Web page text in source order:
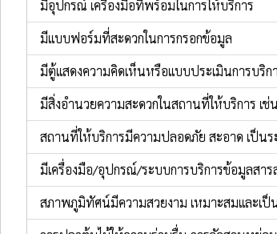
มีอุปกรณ์ เครื่องมือที่พร้อมในการให้บริการ
มีแบบฟอร์มที่สะดวกในการกรอกข้อมูล
มีตู้แสดงความคิดเห็นหรือแบบประเมินการบริก
มีสิ่งอำนวยความสะดวกในสถานที่ให้บริการ
สถานที่ให้บริการมีความปลอดภัย สะอาด เป็นร
มีเครื่องมือ/อุปกรณ์/ระบบการบริการข้อมูลสาร
สภาพภูมิทัศน์มีความสวยงาม เหมาะสมและเป็